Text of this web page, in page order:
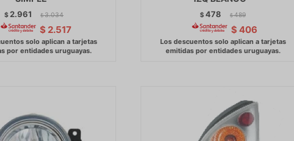
$ 2.961 $ 3.034
$ 2.517
$478 $ 489
$ 406